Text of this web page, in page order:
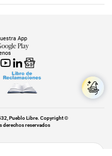
App
Play
Pueblo Libre. Copyright ©
derechos reservados